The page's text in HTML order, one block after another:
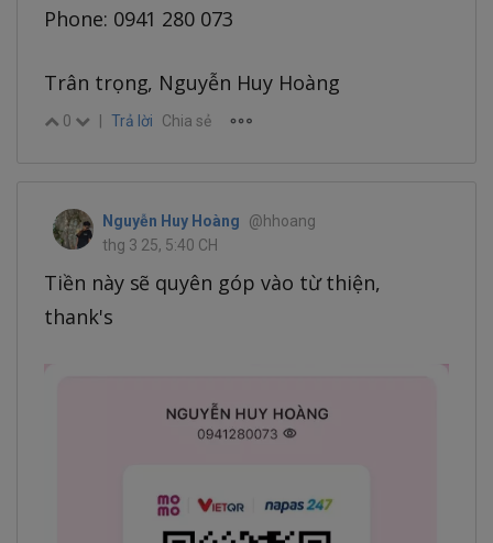
Phone: 0941 280 073
Trân trọng, Nguyễn Huy Hoàng
0 Trả lời Chia sẻ
Nguyễn Huy Hoàng
@hhoang
thg 3 25, 5:40 CH
Tiền này sẽ quyên góp vào từ thiện,
thank's